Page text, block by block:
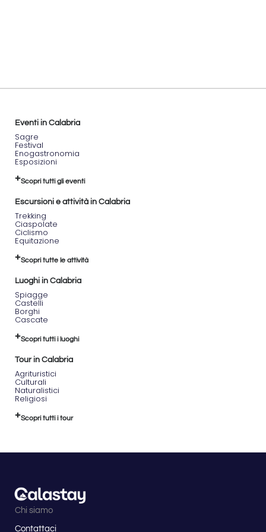
di
10:00
del
10:45
Arrivo
attività
15:00
15:45
viaggio
all’immaginario
della
Fabbrica
di
Eventi in Calabria
Sagre
Festival
Enogastronomia
Esposizioni
Scopri tutti gli eventi
Escursioni e attività in Calabria
Trekking
Ciaspolate
Ciclismo
Equitazione
Scopri tutte le attività
Luoghi in Calabria
Spiagge
Castelli
Borghi
Cascate
Scopri tutti i luoghi
Tour in Calabria
Agrituristici
Culturali
Naturalistici
Religiosi
Scopri tutti i tour
Chi siamo
Contattaci